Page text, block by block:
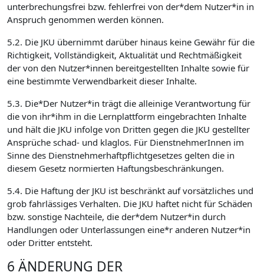
unterbrechungsfrei bzw. fehlerfrei von der*dem Nutzer*in in
Anspruch genommen werden können.
5.2. Die JKU übernimmt darüber hinaus keine Gewähr für die
Richtigkeit, Vollständigkeit, Aktualität und Rechtmäßigkeit
der von den Nutzer*innen bereitgestellten Inhalte sowie für
eine bestimmte Verwendbarkeit dieser Inhalte.
5.3. Die*Der Nutzer*in trägt die alleinige Verantwortung für
die von ihr*ihm in die Lernplattform eingebrachten Inhalte
und hält die JKU infolge von Dritten gegen die JKU gestellter
Ansprüche schad- und klaglos. Für DienstnehmerInnen im
Sinne des Dienstnehmerhaftpflichtgesetzes gelten die in
diesem Gesetz normierten Haftungsbeschränkungen.
5.4. Die Haftung der JKU ist beschränkt auf vorsätzliches und
grob fahrlässiges Verhalten. Die JKU haftet nicht für Schäden
bzw. sonstige Nachteile, die der*dem Nutzer*in durch
Handlungen oder Unterlassungen eine*r anderen Nutzer*in
oder Dritter entsteht.
6 ÄNDERUNG DER